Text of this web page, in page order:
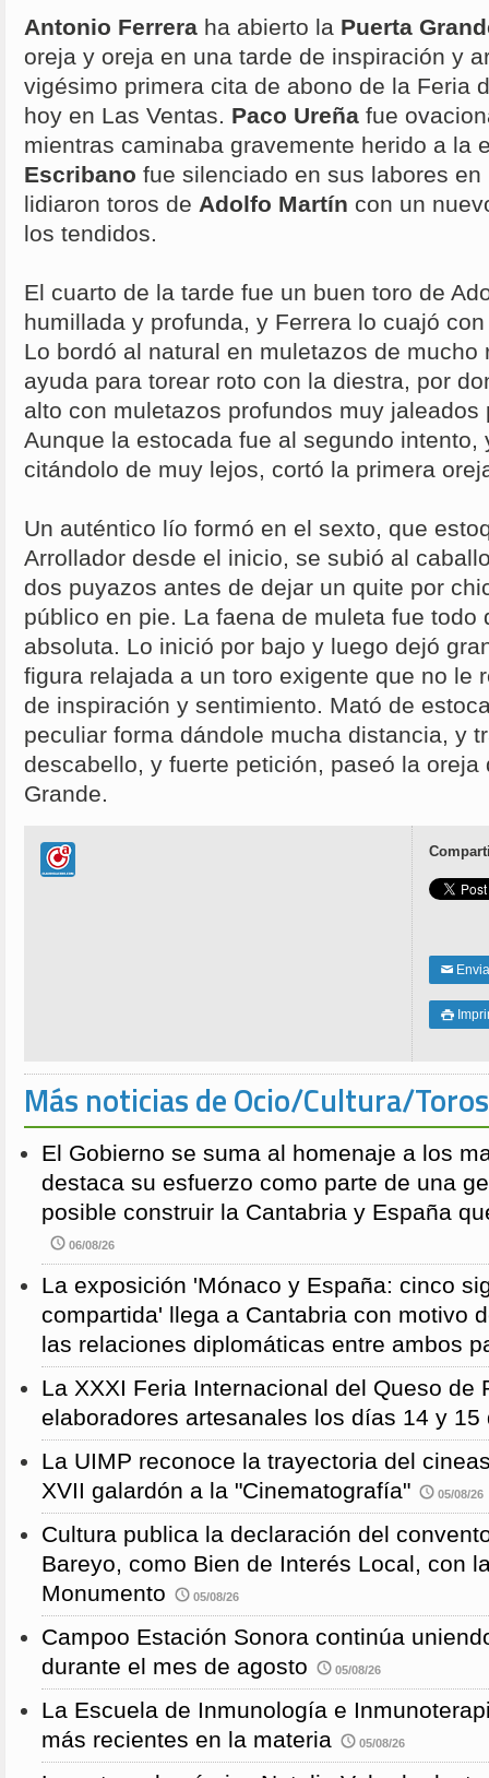
Antonio Ferrera ha abierto la Puerta
oreja y oreja en una tarde de inspiración y
vigésimo primera cita de abono de la Feria
hoy en Las Ventas. Paco Ureña fue
mientras caminaba gravemente herido a la
Escribano fue silenciado en sus labores
lidiaron toros de Adolfo Martín con un
los tendidos.
El cuarto de la tarde fue un buen toro de
humillada y profunda, y Ferrera lo cuajó
Lo bordó al natural en muletazos de mucho
ayuda para torear roto con la diestra, por
alto con muletazos profundos muy jaleados
Aunque la estocada fue al segundo intento,
citándolo de muy lejos, cortó la primera
Un auténtico lío formó en el sexto, que
Arrollador desde el inicio, se subió al
dos puyazos antes de dejar un quite por
público en pie. La faena de muleta fue todo
absoluta. Lo inició por bajo y luego dejó
figura relajada a un toro exigente que no le
de inspiración y sentimiento. Mató de
peculiar forma dándole mucha distancia, y
descabello, y fuerte petición, paseó la oreja
Grande.
✉

Más noticias de Ocio/Cultura/Toros
El Gobierno se suma al homenaje a los
destaca su esfuerzo como parte de una
posible construir la Cantabria y España
06/08/26
La exposición 'Mónaco y España: cinco
compartida' llega a Cantabria con motivo
las relaciones diplomáticas entre ambos
La XXXI Feria Internacional del Queso de
elaboradores artesanales los días 14 y 15
La UIMP reconoce la trayectoria del
XVII galardón a la "Cinematografía"
05/08/26
Cultura publica la declaración del
Bareyo, como Bien de Interés Local, con
Monumento
05/08/26
Campoo Estación Sonora continúa
durante el mes de agosto
05/08/26
La Escuela de Inmunología e
más recientes en la materia
05/08/26